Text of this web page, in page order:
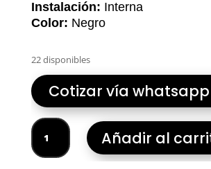
Instalación: Interna
Color: Negro
22 disponibles
Cotizar vía
BATERIA
PORTATIL
ASUS
Añadir al